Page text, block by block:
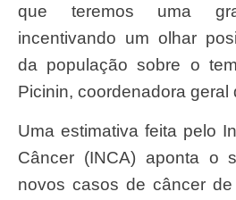
que teremos uma
incentivando um olhar
da população sobre o
Picinin, coordenadora geral
Uma estimativa feita pelo Instituto Nacional de
Câncer (INCA) aponta o
novos casos de câncer